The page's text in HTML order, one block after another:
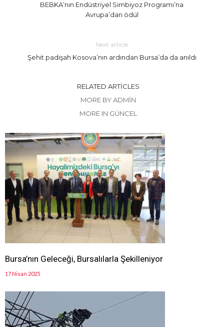
BEBKA’nın Endüstriyel Simbiyoz Programı’na
Avrupa’dan ödül
Next article
Şehit padişah Kosova’nın ardından Bursa’da da anıldı
RELATED ARTICLES
MORE BY ADMIN
MORE IN GÜNCEL
Bursa’nın Geleceği, Bursalılarla Şekilleniyor
17 Nisan 2025